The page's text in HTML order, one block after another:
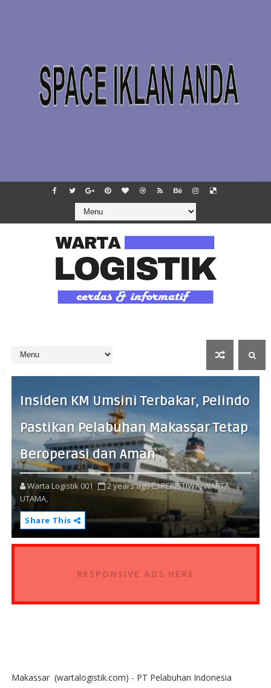
Insiden KM Umsini Terbakar, Pelindo
Pastikan Pelabuhan Makassar Tetap
Beroperasi dan Aman
Warta Logistik 001 2 years ago PERISTIWA, WARTA
UTAMA,
Share This
RESPONSIVE ADS HERE
Makassar (wartalogistik.com) - PT Pelabuhan Indonesia